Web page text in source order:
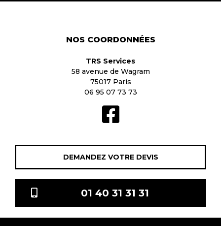
NOS COORDONNÉES
TRS Services
58 avenue de Wagram
75017 Paris
06 95 07 73 73
DEMANDEZ VOTRE DEVIS
01 40 31 31 31